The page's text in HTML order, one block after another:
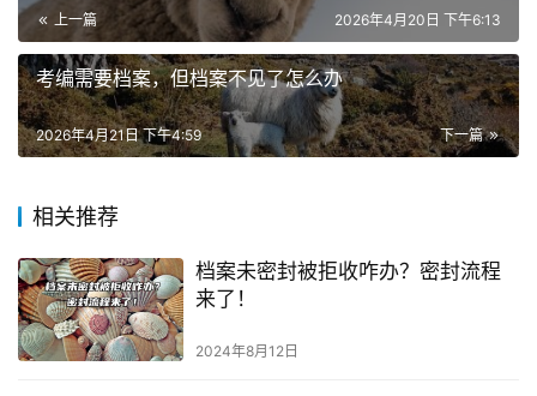
上一篇 2026年4月20日 下午6:13
考编需要档案，但档案不见了怎么办
下一篇
2026年4月21日 下午4:59
相关推荐
档案未密封被拒收咋办？密封流程
来了！
2024年8月12日